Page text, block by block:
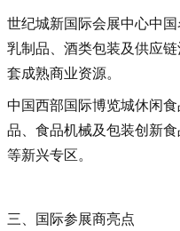
世纪城新国际会展中心‌中
乳制品、酒类包装及供应
套成熟商业资源‌。
中国西部国际博览城‌休闲
品、食品机械及包装‌创新
等新兴专区‌。
三、国际参展商亮点